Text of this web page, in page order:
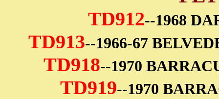
TD912--1968
TD913--1966-67
TD918--1970
TD919--1970